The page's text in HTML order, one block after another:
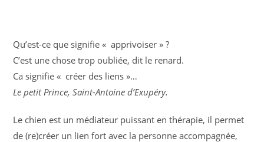
Qu’est-ce que signifie « apprivoiser » ?
C’est une chose trop oubliée, dit le renard.
Ca signifie « créer des liens »…
Le petit Prince, Saint-Antoine d’Exupéry.
Le chien est un médiateur puissant en thérapie, il permet
de (re)créer un lien fort avec la personne accompagnée,